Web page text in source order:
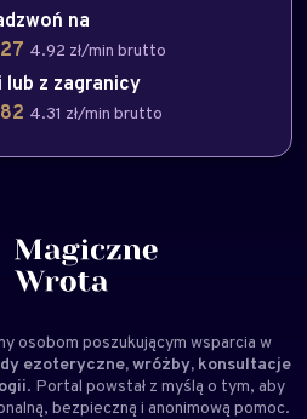
na
4.92 zł/min brutto
lub z zagranicy
4.31 zł/min brutto
osobom poszukującym wsparcia w
ezoteryczne, wróżby, konsultacje
. Portal powstał z myślą o tym, aby
bezpieczną i anonimową pomoc.